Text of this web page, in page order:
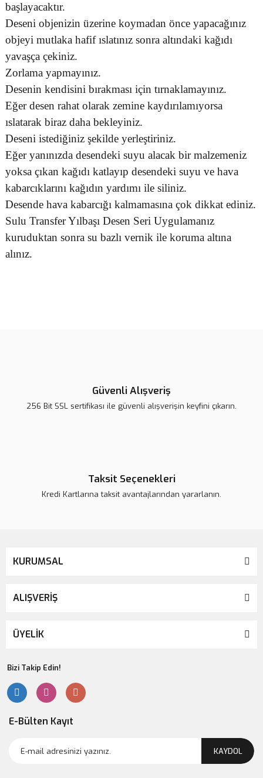
başlayacaktır.
Deseni objenizin üzerine koymadan önce yapacağınız
objeyi mutlaka hafif ıslatınız sonra altındaki kağıdı
yavaşça çekiniz.
Zorlama yapmayınız.
Desenin kendisini bırakması için tırnaklamayınız.
Eğer desen rahat olarak zemine kaydırılamıyorsa
ıslatarak biraz daha bekleyiniz.
Deseni istediğiniz şekilde yerleştiriniz.
Eğer yanınızda desendeki suyu alacak bir malzemeniz
yoksa çıkan kağıdı katlayıp desendeki suyu ve hava
kabarcıklarını kağıdın yardımı ile siliniz.
Desende hava kabarcığı kalmamasına çok dikkat ediniz.
Sulu Transfer Yılbaşı Desen Seri Uygulamanız
kuruduktan sonra su bazlı vernik ile koruma altına
alınız.
Güvenli Alışveriş
256 Bit SSL sertifikası ile güvenli alışverişin keyfini çıkarın.
Taksit Seçenekleri
Kredi Kartlarına taksit avantajlarından yararlanın.
KURUMSAL
ALIŞVERİŞ
ÜYELİK
Bizi Takip Edin!
E-Bülten Kayıt
KAYDOL